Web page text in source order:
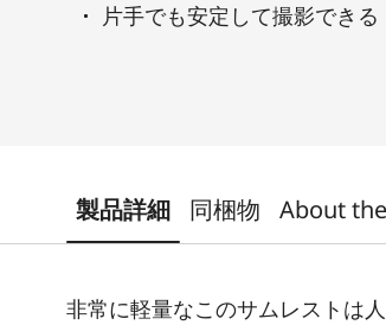
片手でも安定して撮影できる
製品詳細 同梱物 About
非常に軽量なこのサムレストは